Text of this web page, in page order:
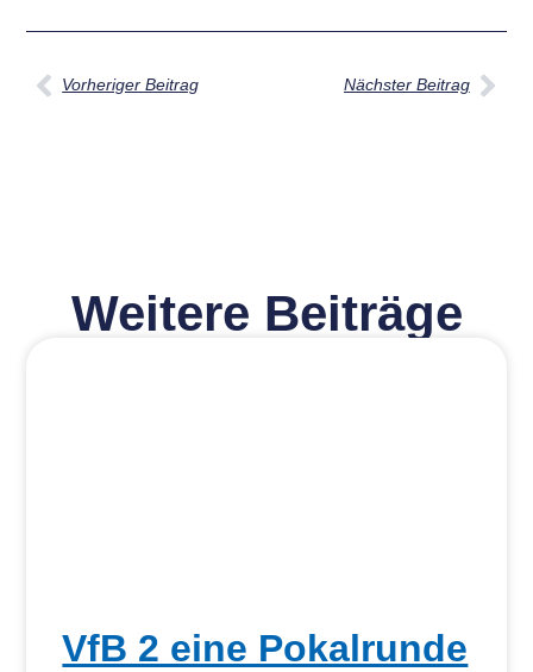
Vorheriger Beitrag Nächster Beitrag
Weitere Beiträge
VfB 2 eine Pokalrunde